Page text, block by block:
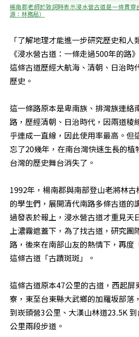
楊南郡老師於致詞時表示浸水營古道是一條貫穿
源：林務局）
「了解地理才能進一步研究歷史和人
《浸水營古道：一條走過500年的路
這條古道歷經大航海、清朝、日治時
歷史。
這一條路原本是卑南族、排灣族連絡
路，歷經清朝、日治時代，因兩道稜
乎連成一直線，因此使用率最高。但
忘了20幾年，在南台灣快速生長的植
台灣的歷史舞台消失了。
1992年，楊南郡與南部登山老將林
的學生們，展開清代南路多條古道的
過發表於報上，浸水營古道才重見天
上濃霧遮蓋下，為了找古道，研究團
路，後來在南部山友的熱情下，再度
這條古道「古蹟斑斑」。
這條古道原本47公里的古道，西起屏
寮，東至台東縣大武鄉的加羅坂部落
到崁頭營3公里、大漢山林道23.5K
公里兩段步道。